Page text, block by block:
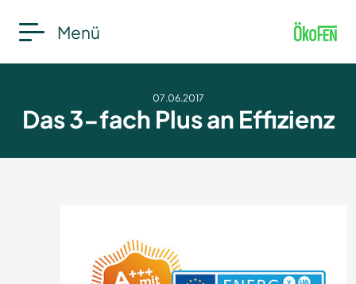
Menü
07.06.2017
Das 3-fach Plus an Effizienz